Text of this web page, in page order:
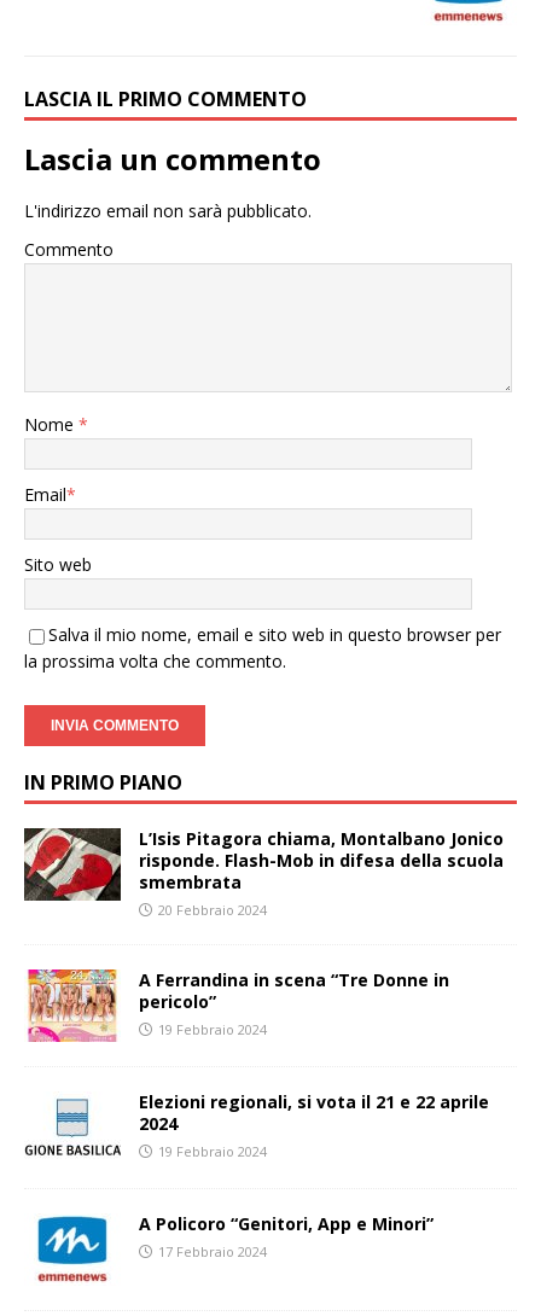
LASCIA IL PRIMO COMMENTO
Lascia un commento
L'indirizzo email non sarà pubblicato.
Commento
Nome *
Email*
Sito web
Salva il mio nome, email e sito web in questo browser per
la prossima volta che commento.
IN PRIMO PIANO
L’Isis Pitagora chiama, Montalbano Jonico
risponde. Flash-Mob in difesa della scuola
smembrata
20 Febbraio 2024
A Ferrandina in scena “Tre Donne in
pericolo”
19 Febbraio 2024
Elezioni regionali, si vota il 21 e 22 aprile
2024
19 Febbraio 2024
A Policoro “Genitori, App e Minori”
17 Febbraio 2024